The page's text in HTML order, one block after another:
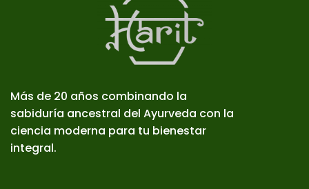
Más de 20 años combinando la
sabiduría ancestral del Ayurveda con la
ciencia moderna para tu bienestar
integral.